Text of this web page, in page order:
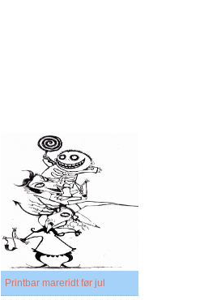
Printbar mareridt før jul